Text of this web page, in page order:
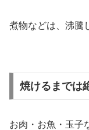
煮物などは、沸騰
焼けるまでは
お肉・お魚・玉子